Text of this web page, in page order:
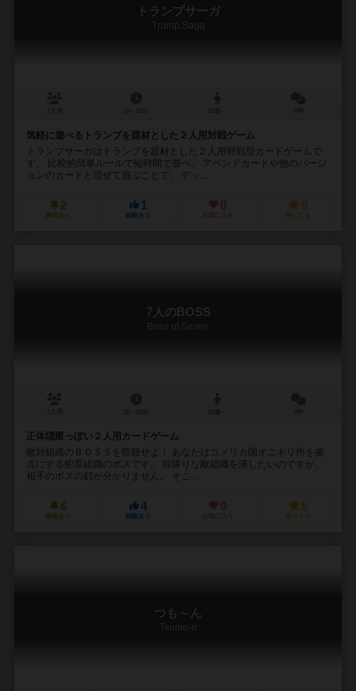
トランプサーガ
Trump Saga
気軽に遊べるトランプを題材とした２人用対戦ゲーム
トランプサーガはトランプを題材とした２人用対戦型カードゲームで
す。 比較的簡単ルールで短時間で遊べ、 アペンドカードや他のバージ
ョンのカードと混ぜて遊ぶことで、 デッ...
2
興味あり
1
経験あり
0
お気に入り
5
持ってる
7人のBOSS
Boss of Seven
正体隠匿っぽい２人用カードゲーム
敵対組織のＢＯＳＳを暗殺せよ！ あなたはコメリカ国オニギリ州を拠
点にする犯罪組織のボスです。 目障りな敵組織を潰したいのですが、
相手のボスの顔が分かりません。 そこ...
6
興味あり
4
経験あり
0
お気に入り
5
持ってる
つも～ん
Tsumo-n